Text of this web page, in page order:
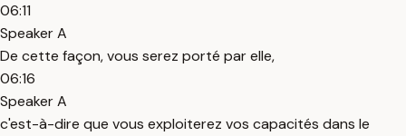
06:11
Speaker A
De cette façon, vous serez porté par elle,
06:16
Speaker A
c'est-à-dire que vous exploiterez vos capacités dans le